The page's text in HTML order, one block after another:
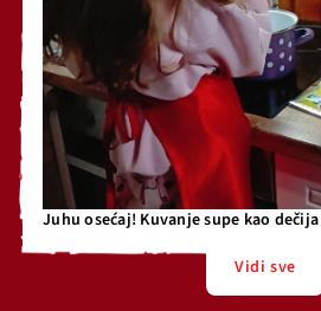
Juhu osećaj! Kuvanje supe kao
Vidi sve